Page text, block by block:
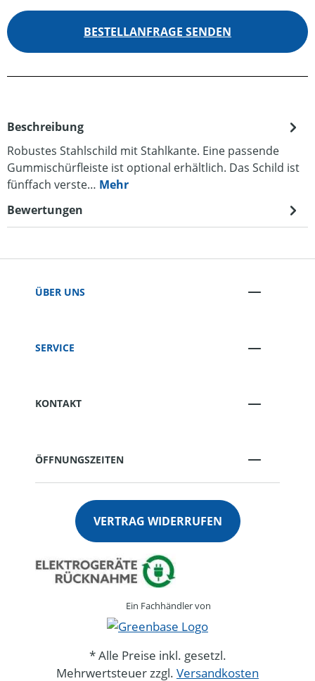
BESTELLANFRAGE SENDEN
Beschreibung
Robustes Stahlschild mit Stahlkante. Eine passende
Gummischürfleiste ist optional erhältlich. Das Schild ist
fünffach verste… Mehr
Bewertungen
ÜBER UNS
SERVICE
KONTAKT
ÖFFNUNGSZEITEN
VERTRAG WIDERRUFEN
Ein Fachhändler von
* Alle Preise inkl. gesetzl.
Mehrwertsteuer zzgl. Versandkosten